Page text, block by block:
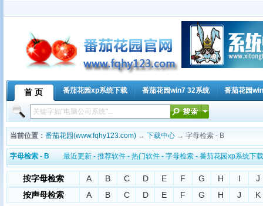
首 页 番茄花园xp系统下载 番茄花园win7 32系统 番茄花园
当前位置： 番茄花园(www.fqhy123.com) → 下载中心 → 字母检索 - B
字母检索 - B 最近更新 - 推荐软件 - 热门软件 - 字母检索 - 番茄花园xp系统下载
按字母检索 A B C D E F G H I
J
按声母检索
A B C D E F G H J K